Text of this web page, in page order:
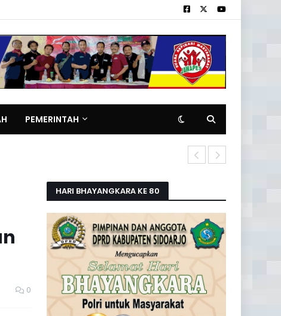
PEMERINTAH
0
HARI BHAYANGKARA KE 80